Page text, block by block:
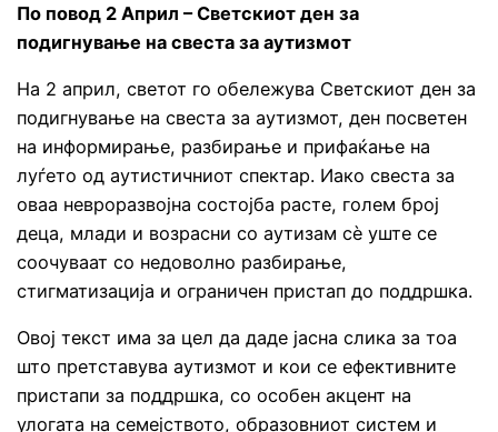
По повод 2 Април – Светскиот ден за
подигнување на свеста за аутизмот
На 2 април, светот го обележува Светскиот ден за
подигнување на свеста за аутизмот, ден посветен
на информирање, разбирање и прифаќање на
луѓето од аутистичниот спектар. Иако свеста за
оваа невроразвојна состојба расте, голем број
деца, млади и возрасни со аутизам сè уште се
соочуваат со недоволно разбирање,
стигматизација и ограничен пристап до поддршка.
Овој текст има за цел да даде јасна слика за тоа
што претставува аутизмот и кои се ефективните
пристапи за поддршка, со особен акцент на
улогата на семејството, образовниот систем и